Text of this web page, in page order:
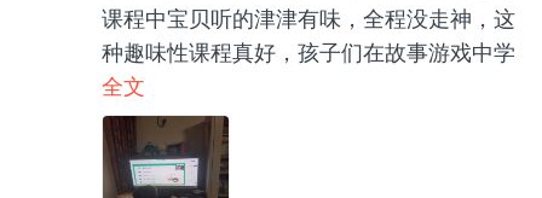
课程中宝贝听的津津有味，全程没走神，这
种趣味性课程真好，孩子们在故事游戏中学
会围棋和数学知识，还能学会成语。
全文